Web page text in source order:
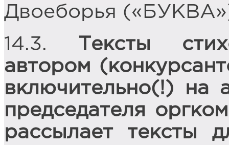
Двоеборья
14.3.
Тексты
автором
включительно(!) на
председателя
рассылает тексты